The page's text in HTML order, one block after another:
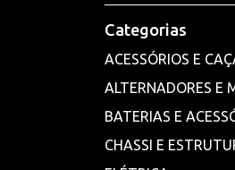
Categorias
ACESSÓRIOS E
ALTERNADORES E
BATERIAS E
CHASSI E